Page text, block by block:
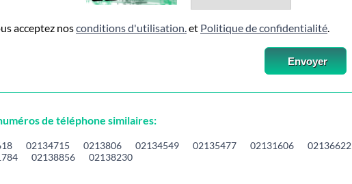
acceptez nosconditions d'utilisation.et Politique de confidentialité.
de téléphone similaires:
02134715 0213806 02134549 02135477 02131606 02136622
02138856 02138230